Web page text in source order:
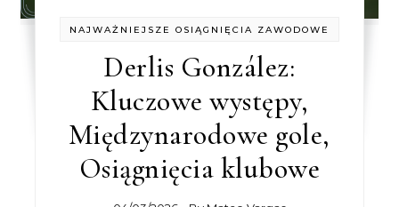
NAJWAŻNIEJSZE OSIĄGNIĘCIA ZAWODOWE
Derlis González:
Kluczowe występy,
Międzynarodowe gole,
Osiągnięcia klubowe